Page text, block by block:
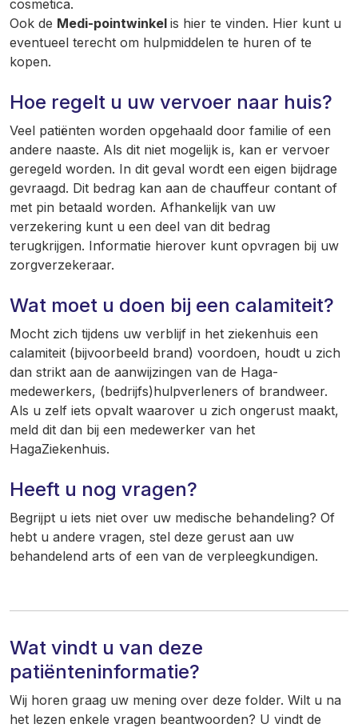
cosmetica.
Ook de Medi-pointwinkel is hier te vinden. Hier kunt u
eventueel terecht om hulpmiddelen te huren of te
kopen.
Hoe regelt u uw vervoer naar huis?
Veel patiënten worden opgehaald door familie of een
andere naaste. Als dit niet mogelijk is, kan er vervoer
geregeld worden. In dit geval wordt een eigen bijdrage
gevraagd. Dit bedrag kan aan de chauffeur contant of
met pin betaald worden. Afhankelijk van uw
verzekering kunt u een deel van dit bedrag
terugkrijgen. Informatie hierover kunt opvragen bij uw
zorgverzekeraar.
Wat moet u doen bij een calamiteit?
Mocht zich tijdens uw verblijf in het ziekenhuis een
calamiteit (bijvoorbeeld brand) voordoen, houdt u zich
dan strikt aan de aanwijzingen van de Haga-
medewerkers, (bedrijfs)hulpverleners of brandweer.
Als u zelf iets opvalt waarover u zich ongerust maakt,
meld dit dan bij een medewerker van het
HagaZiekenhuis.
Heeft u nog vragen?
Begrijpt u iets niet over uw medische behandeling? Of
hebt u andere vragen, stel deze gerust aan uw
behandelend arts of een van de verpleegkundigen.
Wat vindt u van deze
patiënteninformatie?
Wij horen graag uw mening over deze folder. Wilt u na
het lezen enkele vragen beantwoorden? U vindt de